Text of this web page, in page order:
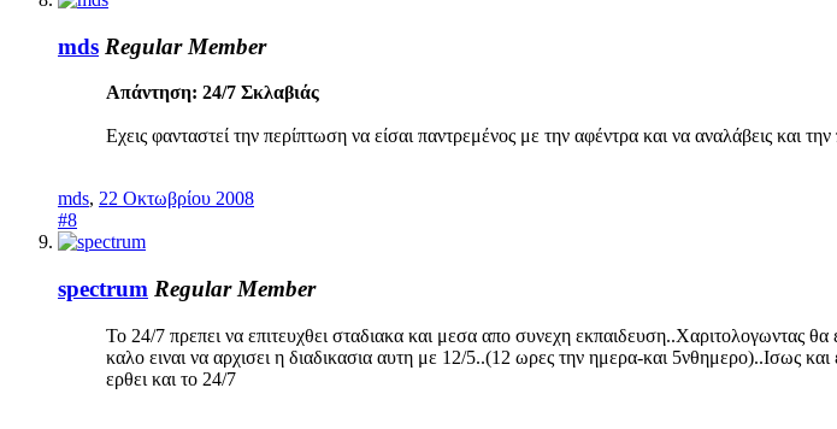
mds Regular Member
Απάντηση: 24/7 Σκλαβιάς
Εχεις φανταστεί την περίπτωση να είσαι παντρεμένος με την αφέντρα και να αναλάβεις και
mds, 22 Οκτωβρίου 2008
#8
spectrum Regular Member
To 24/7 πρεπει να επιτευχθει σταδιακα και μεσα απο συνεχη εκπαιδευση..Χαριτολογωντας θα
καλο ειναι να αρχισει η διαδικασια αυτη με 12/5..(12 ωρες την ημερα-και 5νθημερο)..Ισως
ερθει και το 24/7